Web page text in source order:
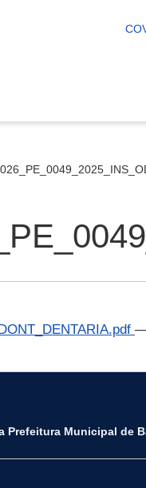
—
Prefeitura Municipal de